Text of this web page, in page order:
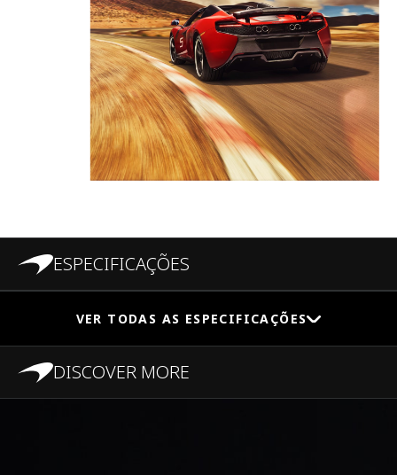
ESPECIFICAÇÕES
VER TODAS AS ESPECIFICAÇÕES
DISCOVER MORE